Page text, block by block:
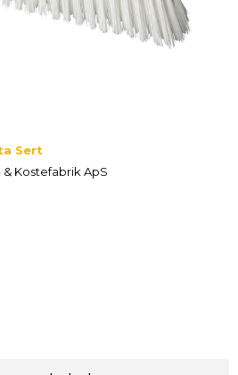
Sert
Kostefabrik ApS